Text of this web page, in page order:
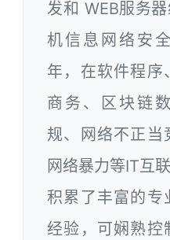
发和 WEB服务
机信息网络安
年，在软件程序
商务、区块链
规、网络不正当
网络暴力等IT互
积累了丰富的专
经验，可娴熟控